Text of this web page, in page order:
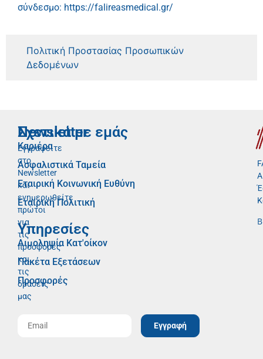
Πολιτική Προστασίας Προσωπικών
Δεδομένων
σύνδεσμο: https://falireasmedical.gr/
Newsletter
Εγγραφείτε
στο
Newsletter
και
ενημερωθείτε
πρώτοι
για
τις
προσφορές
και
τις
δράσεις
μας
Εγγραφή
Σχετικά με εμάς
Καριέρα
Ασφαλιστικά Ταμεία
Εταιρική Κοινωνική Ευθύνη
Εταιρική Πολιτική
Υπηρεσίες
Αιμοληψία Κατ'οίκον
Πακέτα Εξετάσεων
Προσφορές